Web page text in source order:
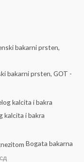
bakarni prsten, GOT -
kalcita i bakra
Bogata bakarna